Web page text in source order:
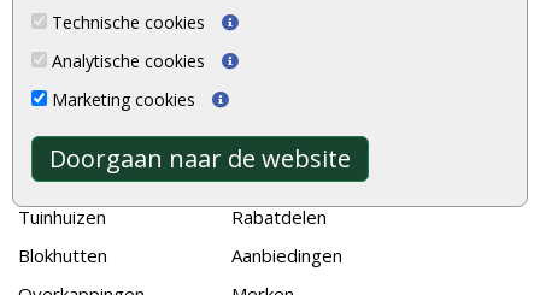
Technische cookies
Analytische cookies
Marketing cookies
Doorgaan naar de website
Tuinhout
Schutting
Vlonderplanken
Tuinpalen
Tuinhekken
Tuinhuizen
Blokhutten
Tuindeuren
Tuinschermen
Steigerplanken
Douglas hout
Rabatdelen
Aanbiedingen